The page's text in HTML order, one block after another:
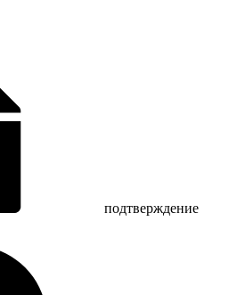
подтверждение